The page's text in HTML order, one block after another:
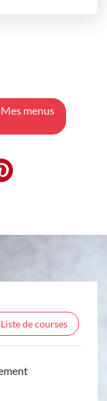
Mes menus
Liste de courses